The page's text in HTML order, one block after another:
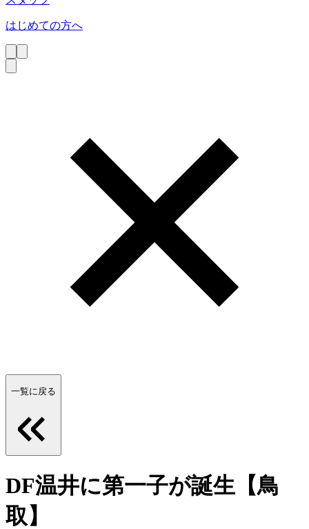
はじめての方へ
一覧に戻る
DF温井に第一子が誕生【鳥
取】